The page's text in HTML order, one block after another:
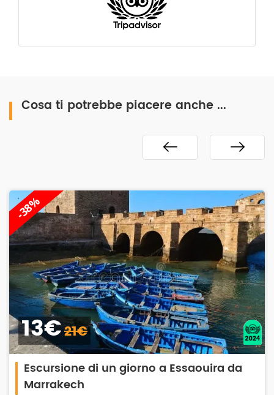
Cosa ti potrebbe piacere anche ...
-38%
13€21€
Escursione di un giorno a Essaouira da
Marrakech